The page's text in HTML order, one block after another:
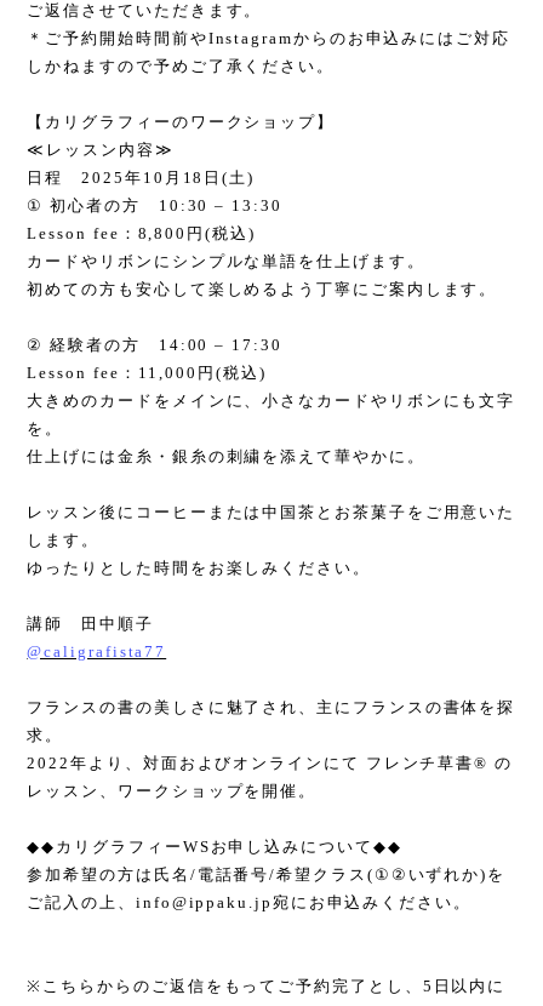
ご返信させていただきます。
＊ご予約開始時間前やInstagramからのお申込みにはご対応
しかねますので予めご了承ください。
【カリグラフィーのワークショップ】
≪ レッスン内容 ≫
日程2025 年 10 月 18 日(土)
① 初心者の方 10:30 – 13:30
Lesson fee ： 8,800 円(税込 )
カードやリボンにシンプルな単語を仕上げます。
初めての方も安心して楽しめるよう丁寧にご案内します。
② 経験者の方 14:00 – 17:30
Lesson fee ： 11,000 円 (税込 )
大きめのカードをメインに、小さなカードやリボンにも文字
を。
仕上げには金糸・銀糸の刺繍を添えて華やかに。
レッスン後にコーヒーまたは中国茶とお茶菓子をご用意いた
します。
ゆったりとした時間をお楽しみください。
講師 田中順子
@caligrafista77
フランスの書の美しさに魅了され、主にフランスの書体を探
求。
2022年より、対面およびオンラインにて フレンチ草書®︎の
レッスン、ワークショップを開催。
◆◆ カリグラフィー WS お申し込みについて ◆◆
参加希望の方は氏名 / 電話番号/希望クラス ( ①② いずれか) を
ご記入の上、 info@ippaku.jp 宛にお申込みください。
※ こちらからのご返信をもってご予約完了とし、 5 日以内に